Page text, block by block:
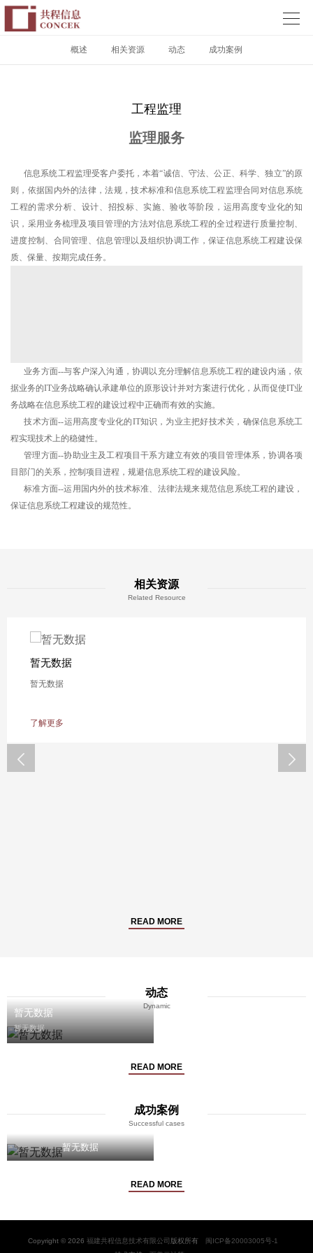

概述 相关资源 动态 成功案例
工程监理
监理服务
信息系统工程监理受客户委托，本着“诚信、守法、公正、科学、独立”的原
则，依据国内外的法律，法规，技术标准和信息系统工程监理合同对信息系统
工程的需求分析、设计、招投标、实施、验收等阶段，运用高度专业化的知
识，采用业务梳理及项目管理的方法对信息系统工程的全过程进行质量控制、
进度控制、合同管理、信息管理以及组织协调工作，保证信息系统工程建设保
质、保量、按期完成任务。
业务方面--与客户深入沟通，协调以充分理解信息系统工程的建设内涵，依
据业务的IT业务战略确认承建单位的原形设计并对方案进行优化，从而促使IT业
务战略在信息系统工程的建设过程中正确而有效的实施。
技术方面--运用高度专业化的IT知识，为业主把好技术关，确保信息系统工
程实现技术上的稳健性。
管理方面--协助业主及工程项目干系方建立有效的项目管理体系，协调各项
目部门的关系，控制项目进程，规避信息系统工程的建设风险。
标准方面--运用国内外的技术标准、法律法规来规范信息系统工程的建设，
保证信息系统工程建设的规范性。
相关资源
Related Resource
暂无数据
暂无数据
了解更多


READ MORE
动态
Dynamic
暂无数据
暂无数据
READ MORE
成功案例
Successful cases
暂无数据
READ MORE
Copyright © 2026 福建共程信息技术有限公司 版权所有
闽ICP备20003005号-1